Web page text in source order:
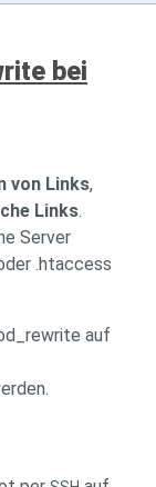
bei
von Links,
Links.
Server
.htaccess
auf